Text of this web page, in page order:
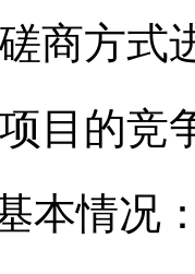
商方式
目的竞
本情况